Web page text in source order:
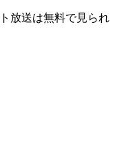
放送は無料で見られ